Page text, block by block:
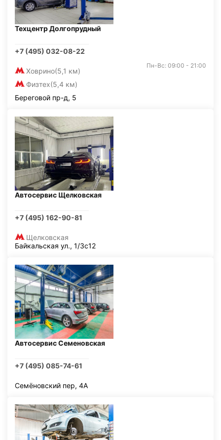
Техцентр Долгопрудный
+7 (495) 032-08-22
Ховрино(5,1 км)
Физтех(5,4 км)
Пн-Вс: 09:00 - 21:00
Береговой пр-д, 5
Автосервис Щелковская
+7 (495) 162-90-81
Щелковская
Байкальская ул., 1/3с12
Автосервис Семеновская
+7 (495) 085-74-61
Семёновский пер, 4А